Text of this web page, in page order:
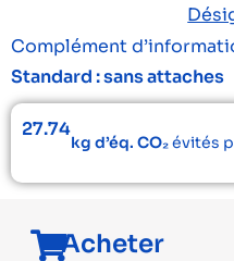
Complément
Standard : sans attaches
27.74
kg d’éq. CO₂évités
Acheter